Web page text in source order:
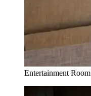
Entertainment Room